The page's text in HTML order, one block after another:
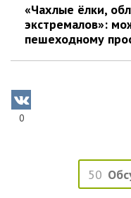
«Чахлые ёлки,
экстремалов»:
пешеходному
0
50